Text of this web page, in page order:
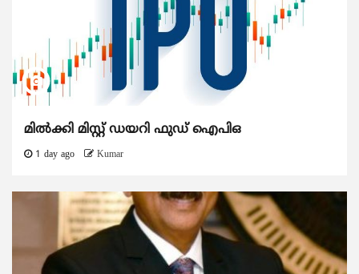
മിൽക്കി മിസ്റ്റ് ഡയറി ഫുഡ് ഐപിഒ
1 day ago Kumar